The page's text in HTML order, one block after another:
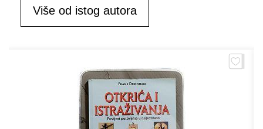
Više od istog autora